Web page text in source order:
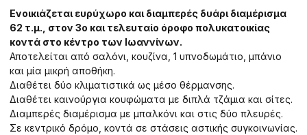
Ενοικιάζεται ευρύχωρο και διαμπερές δυάρι διαμέρισμα
62 τ.μ., στον 3ο και τελευταίο όροφο πολυκατοικίας
κοντά στο κέντρο των Ιωαννίνων.
Αποτελείται από σαλόνι, κουζίνα, 1 υπνοδωμάτιο, μπάνιο
και μία μικρή αποθήκη.
Διαθέτει δύο κλιματιστικά ως μέσο θέρμανσης.
Διαθέτει καινούργια κουφώματα με διπλά τζάμια και σίτες.
Διαμπερές διαμέρισμα με μπαλκόνι και στις δύο πλευρές.
Σε κεντρικό δρόμο, κοντά σε στάσεις αστικής συγκοινωνίας.